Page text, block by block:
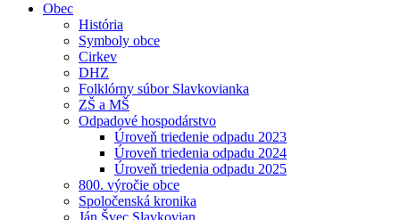
Obec
História
Symboly obce
Cirkev
DHZ
Folklórny súbor Slavkovianka
ZŠ a MŠ
Odpadové hospodárstvo
Úroveň triedenie odpadu 2023
Úroveň triedenia odpadu 2024
Úroveň triedenia odpadu 2025
800. výročie obce
Spoločenská kronika
Ján Švec Slavkovian